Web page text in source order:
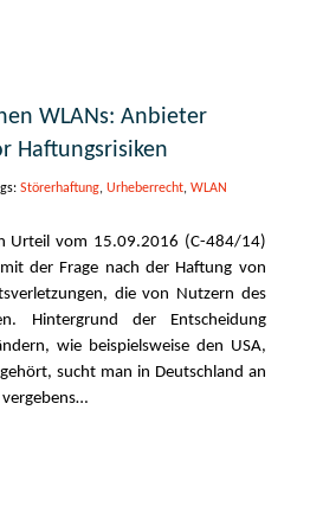
WLANs: Anbieter
Haftungsrisiken
Störerhaftung,Urheberrecht,WLAN
Urteil vom 15.09.2016 (C-484/14)
der Frage nach der Haftung von
die von Nutzern des
Hintergrund der Entscheidung
wie beispielsweise den USA,
sucht man in Deutschland an